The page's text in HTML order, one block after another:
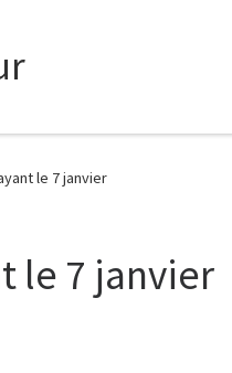
le 7 janvier
le 7 janvier